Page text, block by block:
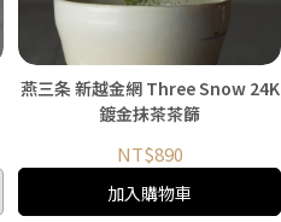
燕三条 新越金網 Three Snow 24K
鍍金抹茶茶篩
NT$890
加入購物車